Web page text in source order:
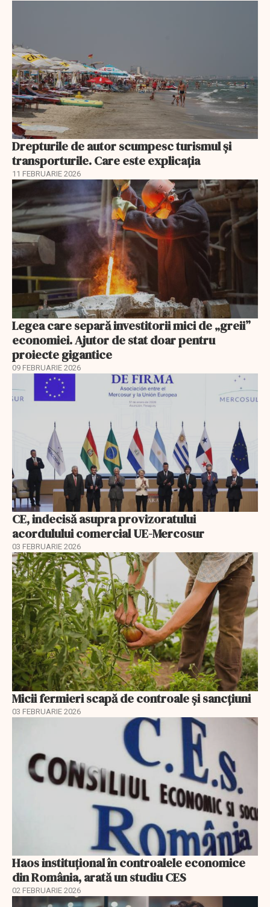
Drepturile de autor scumpesc turismul și
transporturile. Care este explicația
11 FEBRUARIE 2026
Legea care separă investitorii mici de „greii”
economiei. Ajutor de stat doar pentru
proiecte gigantice
09 FEBRUARIE 2026
CE, indecisă asupra provizoratului
acordulului comercial UE-Mercosur
03 FEBRUARIE 2026
Micii fermieri scapă de controale și sancțiuni
03 FEBRUARIE 2026
Haos instituțional în controalele economice
din România, arată un studiu CES
02 FEBRUARIE 2026